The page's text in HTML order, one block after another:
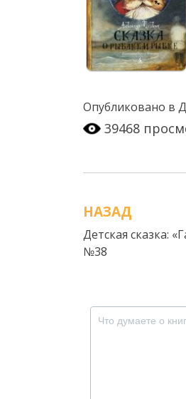
Опубликовано в
39468
Навигация
по
НАЗАД
Детская сказка:
№38